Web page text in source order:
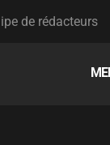
de rédacteurs